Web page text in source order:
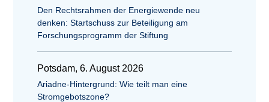
Den Rechtsrahmen der Energiewende neu
denken: Startschuss zur Beteiligung am
Forschungsprogramm der Stiftung
Potsdam, 6. August 2026
Ariadne-Hintergrund: Wie teilt man eine
Stromgebotszone?